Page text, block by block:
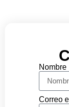
Nombre
Correo